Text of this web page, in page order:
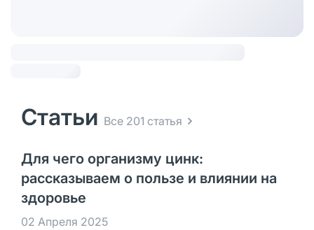
Статьи Все 201 статья
Для чего организму цинк:
рассказываем о пользе и влиянии на
здоровье
02 Апреля 2025